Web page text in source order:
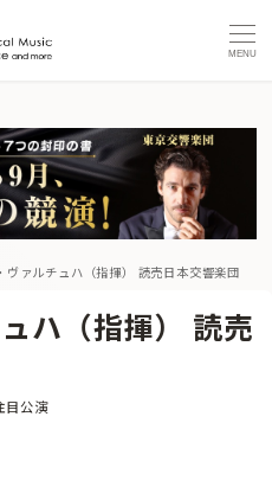
MENU
ヴァルチュハ（指揮） 読売日本交響楽団
ハ（指揮） 読売
リー
目公演